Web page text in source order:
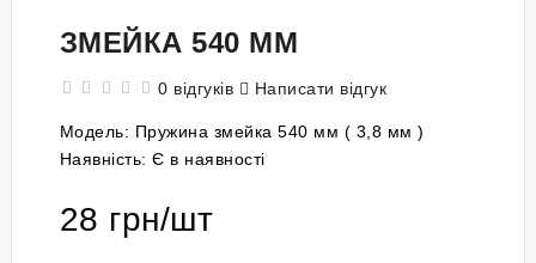
ЗМЕЙКА 540 ММ
0 відгуків Написати відгук
Модель: Пружина змейка 540 мм ( 3,8 мм )
Наявність: Є в наявності
28 грн/шт